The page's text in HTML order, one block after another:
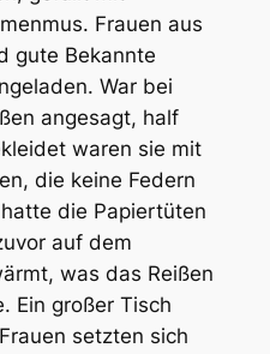
Frauen aus
gute Bekannte
War bei
angesagt, half
waren sie mit
die keine Federn
die Papiertüten
auf dem
was das Reißen
Ein großer Tisch
setzten sich